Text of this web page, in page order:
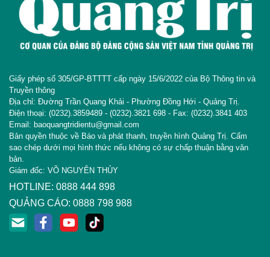
Giấy phép số 305/GP-BTTTT cấp ngày 15/6/2022 của Bộ Thông tin và
Truyền thông
Địa chỉ: Đường Trần Quang Khải - Phường Đồng Hới - Quảng Trị.
Điện thoại: (0232).3859489 - (0232).3821 698 - Fax: (0232).3841 403
Email: baoquangtridientu@gmail.com
Bản quyền thuộc về Báo và phát thanh, truyền hình Quảng Trị. Cấm
sao chép dưới mọi hình thức nếu không có sự chấp thuận bằng văn
bản.
Giám đốc: VÕ NGUYÊN THỦY
HOTLINE: 0888 444 898
QUẢNG CÁO: 0888 798 988